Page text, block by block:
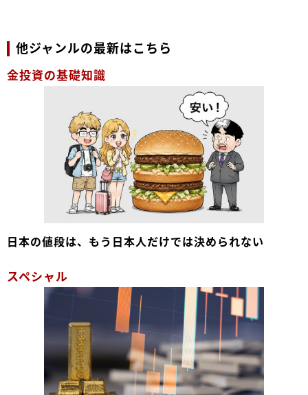
他ジャンルの最新はこちら
金投資の基礎知識
日本の値段は、もう日本人だけでは決められない
スペシャル